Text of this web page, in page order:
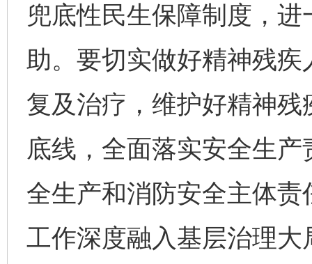
兜底性民生保障制度，
助。要切实做好精神残
复及治疗，维护好精神
底线，全面落实安全生
全生产和消防安全主体
工作深度融入基层治理
法徽映军营 权益有保障